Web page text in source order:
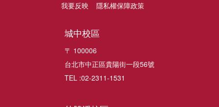
我要反映
隱私權保障政策
城中校區
〒 100006
台北市中正區貴陽街一段56號
TEL :02-2311-1531